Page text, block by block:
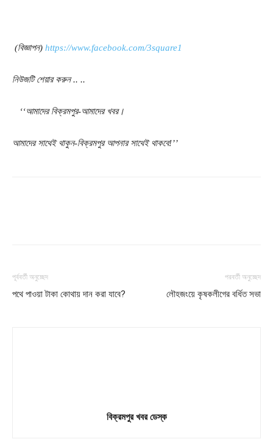
(বিজ্ঞাপন) https://www.facebook.com/3square1
নিউজটি শেয়ার করুন .. ..
‘‘আমাদের বিক্রমপুর-আমাদের খবর।
আমাদের সাথেই থাকুন-বিক্রমপুর আপনার সাথেই থাকবে!’’
পূর্ববর্তী অনুচ্ছেদ
পথে পাওয়া টাকা কোথায় দান করা যাবে?
পরবর্তী অনুচ্ছেদ
লৌহজংয়ে কৃষকলীগের বর্ধিত সভা
বিক্রমপুর খবর ডেস্ক